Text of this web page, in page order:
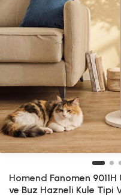
Homend Fanomen
ve Buz Hazneli Kule Tipi